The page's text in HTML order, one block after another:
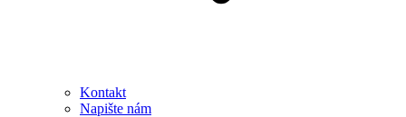
Kontakt
Napište nám